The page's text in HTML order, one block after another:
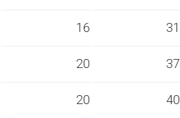
16 31
20 37
20 40